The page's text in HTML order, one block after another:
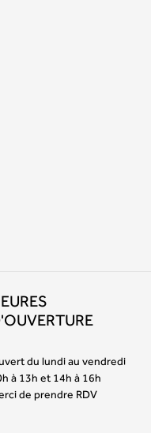
du lundi au vendredi
à 13h et 14h à 16h
de prendre RDV